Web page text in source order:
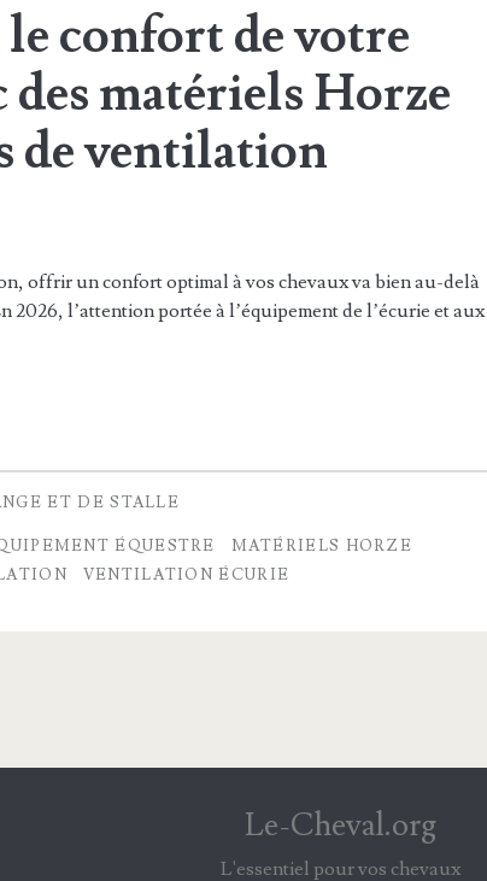
confort de votre
des matériels Horze
de ventilation
offrir un confort optimal à vos chevaux va bien au-delà
2026, l’attention portée à l’équipement de l’écurie et aux
ET DE STALLE
ÉQUESTRE
MATÉRIELS HORZE
VENTILATION ÉCURIE
Le-Cheval.org
L'essentiel pour vos chevaux